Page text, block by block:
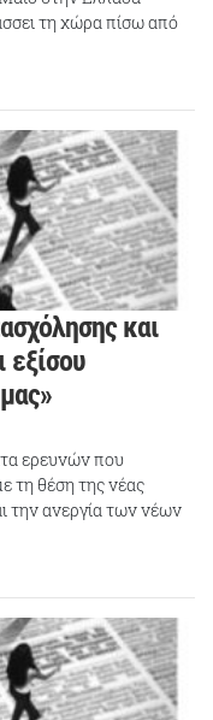
τη χώρα πίσω από
και
εξίσου
ερευνών που
τη θέση της νέας
την ανεργία των νέων